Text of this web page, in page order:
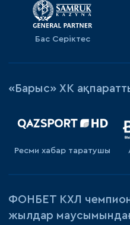
Бас Серіктес
«Барыс» ХК
Ресми хабар таратушы
ФОНБЕТ КХЛ
жылдар